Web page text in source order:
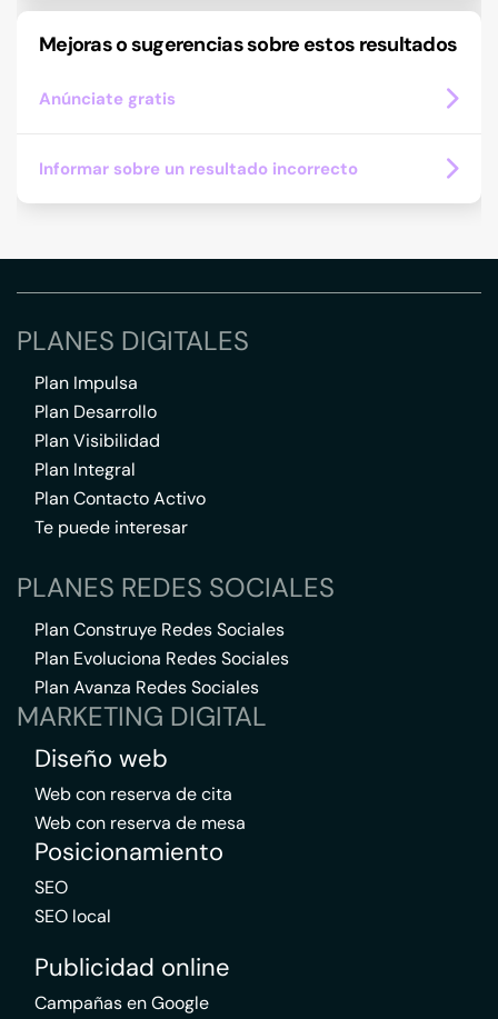
Mejoras o sugerencias sobre estos resultados
Anúnciate gratis
Informar sobre un resultado incorrecto
PLANES DIGITALES
Plan Impulsa
Plan Desarrollo
Plan Visibilidad
Plan Integral
Plan Contacto Activo
Te puede interesar
PLANES REDES SOCIALES
Plan Construye Redes Sociales
Plan Evoluciona Redes Sociales
Plan Avanza Redes Sociales
MARKETING DIGITAL
Diseño web
Web con reserva de cita
Web con reserva de mesa
Posicionamiento
SEO
SEO local
Publicidad online
Campañas en Google